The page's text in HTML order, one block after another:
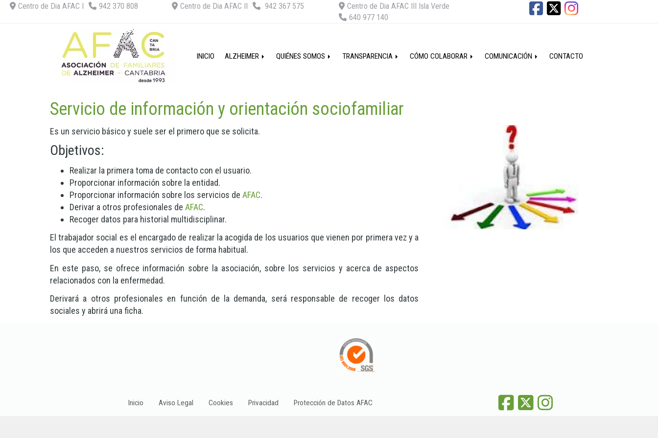
Centro de Dia AFAC I 942 370 808 Centro de Dia AFAC II 942 367 575
Centro de Dia AFAC III Isla Verde
640 977 140
INICIO ALZHEIMER QUIÉNES SOMOS TRANSPARENCIA CÓMO COLABORAR COMUNICACIÓN CONTACTO
Servicio de información y orientación sociofamiliar
Es un servicio básico y suele ser el primero que se solicita.
Objetivos:
Realizar la primera toma de contacto con el usuario.
Proporcionar información sobre la entidad.
Proporcionar información sobre los servicios de AFAC.
Derivar a otros profesionales de AFAC.
Recoger datos para historial multidisciplinar.
El trabajador social es el encargado de realizar la acogida de los usuarios que vienen por primera vez y a
los que acceden a nuestros servicios de forma habitual.
En este paso, se ofrece información sobre la asociación, sobre los servicios y acerca de aspectos
relacionados con la enfermedad.
Derivará a otros profesionales en función de la demanda, será responsable de recoger los datos
sociales y abrirá una ficha.
Inicio Aviso Legal Cookies Privacidad Protección de Datos AFAC